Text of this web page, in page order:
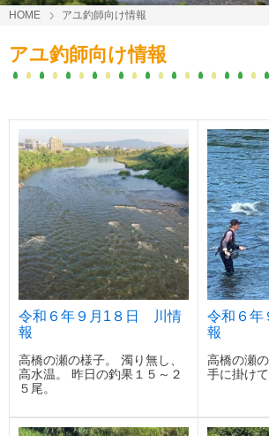
HOME アユ釣師向け情報
アユ釣師向け情報
令和６年９月1８日 川情
報
高橋の瀬の様子。 濁り無し、
高水温。 昨日の釣果１５～２
５尾。
令和６
報
高橋の瀬
手に掛けて